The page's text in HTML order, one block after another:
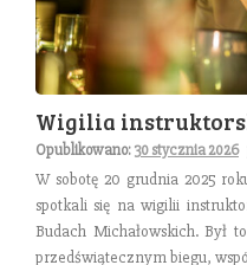
Wigilia
Opublikowano:30 stycznia 2026
W sobotę 20 grudnia 2025
spotkali się na wigilii
Budach Michałowskich. Był
przedświątecznym biegu,